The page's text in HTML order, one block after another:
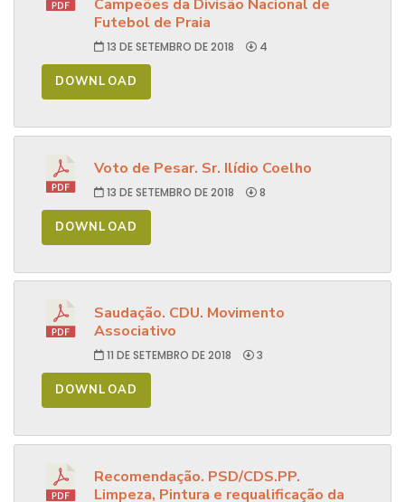
Campeões da Divisão Nacional de
Futebol de Praia
13 DE SETEMBRO DE 2018 4
DOWNLOAD
Voto de Pesar. Sr. Ilídio Coelho
13 DE SETEMBRO DE 2018 8
DOWNLOAD
Saudação. CDU. Movimento
Associativo
11 DE SETEMBRO DE 2018 3
DOWNLOAD
Recomendação. PSD/CDS.PP.
Limpeza, Pintura e requalificação da